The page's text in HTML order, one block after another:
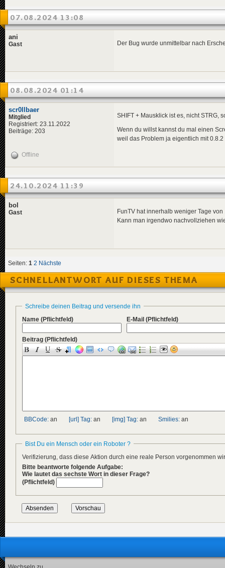
07.08.2024 13:08
ani
Gast Der Bug wurde unmittelbar nach
08.08.2024 01:14
scr0llbaer
Mitglied
Registriert: 23.11.2022
Beiträge: 203
SHIFT + Mausklick ist es, nicht STRG,
Wenn du willst kannst du mal einen
weil das Problem ja eigentlich mit
Offline
24.10.2024 11:39
bol
Gast
FunTV hat innerhalb weniger Tage
Kann man irgendwo nachvollziehen
Seiten: 1 2 Nächste
SCHNELLANTWORT AUF DIESES THEMA
Schreibe deinen Beitrag und versende ihn
Name (Pflichtfeld) E-Mail (Pflichtfeld)
Beitrag (Pflichtfeld)
BBCode: an [url] Tag: an [img] Tag: an Smilies: an
Bist Du ein Mensch oder ein Roboter ?
Verifizierung, dass diese Aktion durch eine reale Person vorgenommen
Bitte beantworte folgende Aufgabe:
Wie lautet das sechste Wort in dieser Frage?
(Pflichtfeld)